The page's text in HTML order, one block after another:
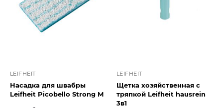
LEIFHEIT
Насадка для швабры
Leifheit Picobello Strong М
LEIFHEIT
Щетка хозяйственная с
тряпкой Leifheit hausrein
3в1